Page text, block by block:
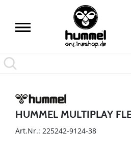
HUMMEL MULTIPLAY
Art.Nr.: 225242-9124-38